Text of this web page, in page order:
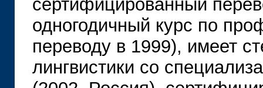
сертифицированный
одногодичный курс по
переводу в 1999), имеет
лингвистики со